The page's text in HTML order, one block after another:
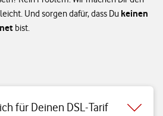
Und sorgen dafür, dass Du keinen
bist.
für Deinen DSL-Tarif